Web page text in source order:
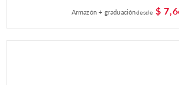
habitual
Armazón + graduacióndesde $